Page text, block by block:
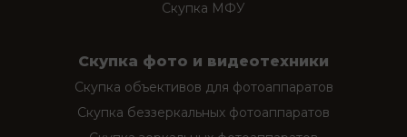
Скупка МФУ
Скупка фото и видеотехники
Скупка объективов для фотоаппаратов
Скупка беззеркальных фотоаппаратов